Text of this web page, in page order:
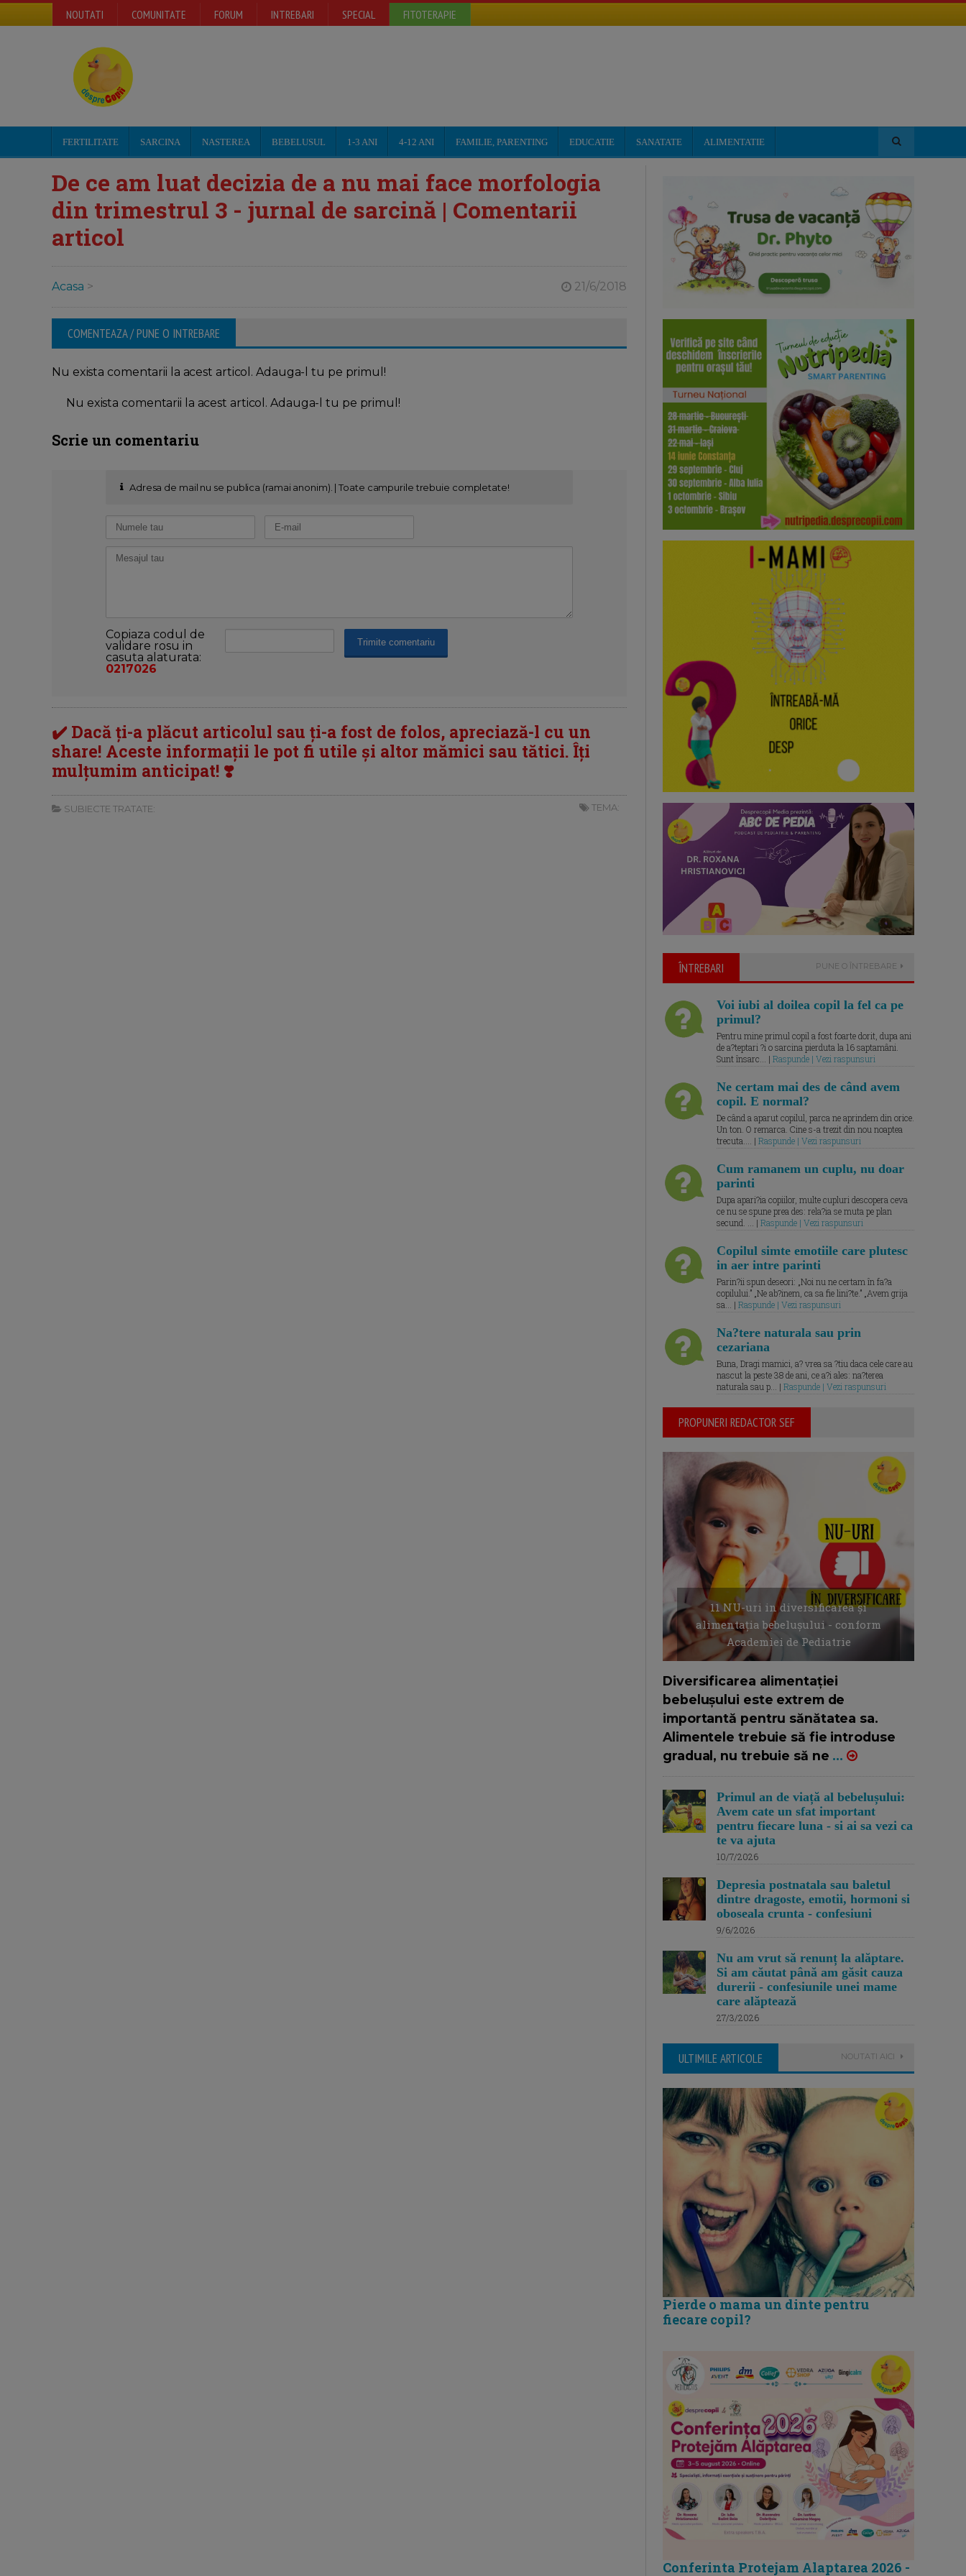
NOUTATI COMUNITATE FORUM INTREBARI SPECIAL FITOTERAPIE
FERTILITATE SARCINA NASTEREA BEBELUSUL 1-3 ANI 4-12 ANI FAMILIE, PARENTING EDUCATIE SANATATE ALIMENTATIE
De ce am luat decizia de a nu mai face morfologia
din trimestrul 3 - jurnal de sarcină | Comentarii
articol
Acasa > 21/6/2018
COMENTEAZA / PUNE O INTREBARE
Nu exista comentarii la acest articol. Adauga-l tu pe primul!
Nu exista comentarii la acest articol. Adauga-l tu pe primul!
Scrie un comentariu
Adresa de mail nu se publica (ramai anonim). | Toate campurile trebuie completate!
Copiaza codul de
validare rosu in
casuta alaturata:
0217026
✔️ Dacă ți-a plăcut articolul sau ți-a fost de folos, apreciază-l cu un
share! Aceste informații le pot fi utile și altor mămici sau tătici. Îți
mulțumim anticipat! ❣️
SUBIECTE TRATATE: TEMA:
ÎNTREBARI PUNE O ÎNTREBARE
Voi iubi al doilea copil la fel ca pe
primul?
Pentru mine primul copil a fost foarte dorit, dupa ani
de a?teptari ?i o sarcina pierduta la 16 saptamâni.
Sunt însarc... | Raspunde | Vezi raspunsuri
Ne certam mai des de când avem
copil. E normal?
De când a aparut copilul, parca ne aprindem din orice.
Un ton. O remarca. Cine s-a trezit din nou noaptea
trecuta.... | Raspunde | Vezi raspunsuri
Cum ramanem un cuplu, nu doar
parinti
Dupa apari?ia copiilor, multe cupluri descopera ceva
ce nu se spune prea des: rela?ia se muta pe plan
secund. ... | Raspunde | Vezi raspunsuri
Copilul simte emotiile care plutesc
in aer intre parinti
Parin?ii spun deseori: „Noi nu ne certam în fa?a
copilului.” „Ne ab?inem, ca sa fie lini?te.” „Avem grija
sa... | Raspunde | Vezi raspunsuri
Na?tere naturala sau prin
cezariana
Buna, Dragi mamici, a? vrea sa ?tiu daca cele care au
nascut la peste 38 de ani, ce a?i ales: na?terea
naturala sau p... | Raspunde | Vezi raspunsuri
PROPUNERI REDACTOR SEF
11 NU-uri in diversificarea și
alimentația bebelușului - conform
Academiei de Pediatrie
Diversificarea alimentației
bebelușului este extrem de
importantă pentru sănătatea sa.
Alimentele trebuie să fie introduse
gradual, nu trebuie să ne ...
Primul an de viață al bebelușului:
Avem cate un sfat important
pentru fiecare luna - si ai sa vezi ca
te va ajuta
10/7/2026
Depresia postnatala sau baletul
dintre dragoste, emotii, hormoni si
oboseala crunta - confesiuni
9/6/2026
Nu am vrut să renunț la alăptare.
Si am căutat până am găsit cauza
durerii - confesiunile unei mame
care alăptează
27/3/2026
ULTIMILE ARTICOLE NOUTATI AICI
Pierde o mama un dinte pentru
fiecare copil?
Conferinta Protejam Alaptarea 2026 -